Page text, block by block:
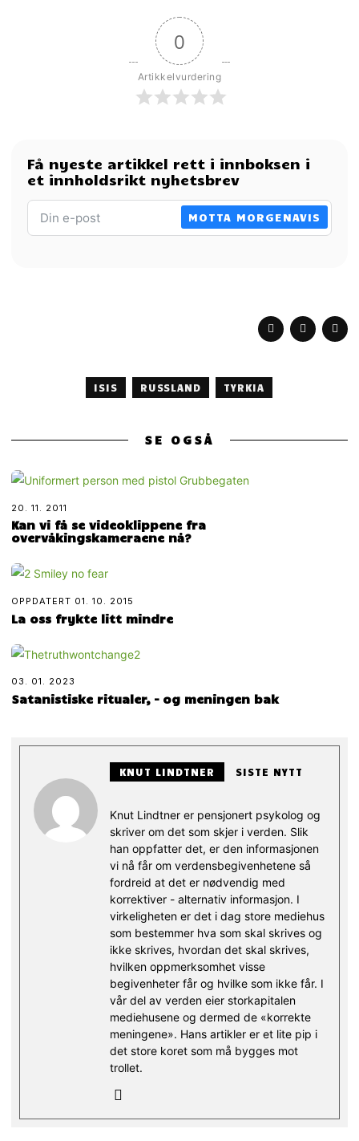
0
Artikkelvurdering
Få nyeste artikkel rett i innboksen i
et innholdsrikt nyhetsbrev
MOTTA MORGENAVIS
ISIS RUSSLAND TYRKIA
SE OGSÅ
20. 11. 2011
Kan vi få se videoklippene fra
overvåkingskameraene nå?
OPPDATERT 01. 10. 2015
La oss frykte litt mindre
03. 01. 2023
Satanistiske ritualer, – og meningen bak
KNUT LINDTNER SISTE NYTT
Knut Lindtner er pensjonert psykolog og
skriver om det som skjer i verden. Slik
han oppfatter det, er den informasjonen
vi nå får om verdensbegivenhetene så
fordreid at det er nødvendig med
korrektiver - alternativ informasjon. I
virkeligheten er det i dag store mediehus
som bestemmer hva som skal skrives og
ikke skrives, hvordan det skal skrives,
hvilken oppmerksomhet visse
begivenheter får og hvilke som ikke får. I
vår del av verden eier storkapitalen
mediehusene og dermed de «korrekte
meningene». Hans artikler er et lite pip i
det store koret som må bygges mot
trollet.